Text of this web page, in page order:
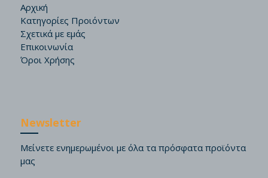
Αρχική
Κατηγορίες Προιόντων
Σχετικά με εμάς
Επικοινωνία
Όροι Χρήσης
Newsletter
Μείνετε ενημερωμένοι με όλα τα πρόσφατα προϊόντα
μας